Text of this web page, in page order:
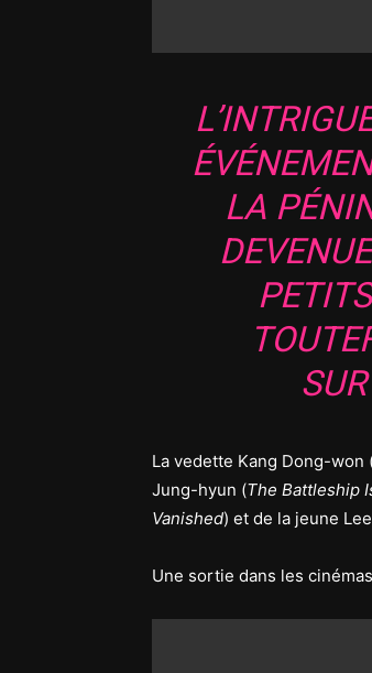
LA
La vedette Kang Dong-won
Jung-hyun (The Battleship
Vanished) et de la jeune
Une sortie dans les